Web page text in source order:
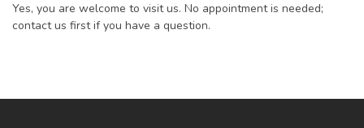
Yes, you are welcome to visit us. No appointment is needed;
contact us first if you have a question.